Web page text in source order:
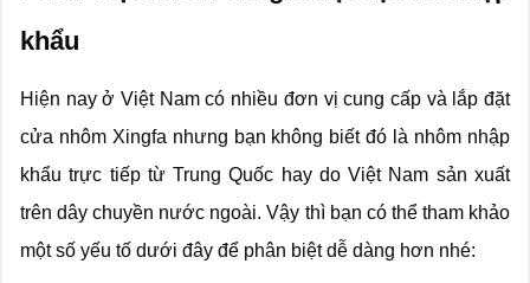
khẩu
Hiện nay ở Việt Nam có nhiều đơn vị cung cấp và lắp đặt
cửa nhôm Xingfa nhưng bạn không biết đó là nhôm nhập
khẩu trực tiếp từ Trung Quốc hay do Việt Nam sản xuất
trên dây chuyền nước ngoài. Vậy thì bạn có thể tham khảo
một số yếu tố dưới đây để phân biệt dễ dàng hơn nhé: